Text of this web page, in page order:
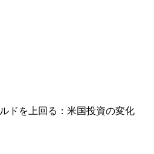
ドを上回る：米国投資の変化